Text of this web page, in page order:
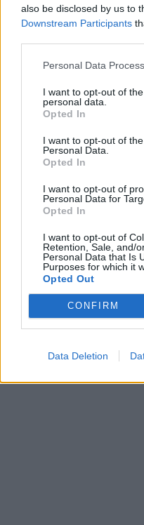
also be disclosed by us to
Downstream Participants
Personal Data
I want to opt-out of
personal data.
Opted In
I want to opt-out of
Personal Data.
Opted In
I want to opt-out of
Personal Data for
Opted In
I want to opt-out of
Retention, Sale, and/
Personal Data that Is
Purposes for which it
Opted Out
CONFIRM
Data Deletion
Fotograf till
0